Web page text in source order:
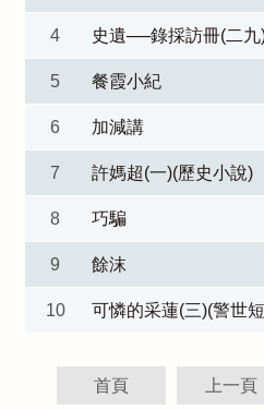
4 史遺──錄採訪冊(二九
5 餐霞小紀
6 加減講
7 許媽超(一)(歷史小說)
8 巧騙
9 餘沫
10 可憐的采蓮(三)(警世
首頁 上一頁